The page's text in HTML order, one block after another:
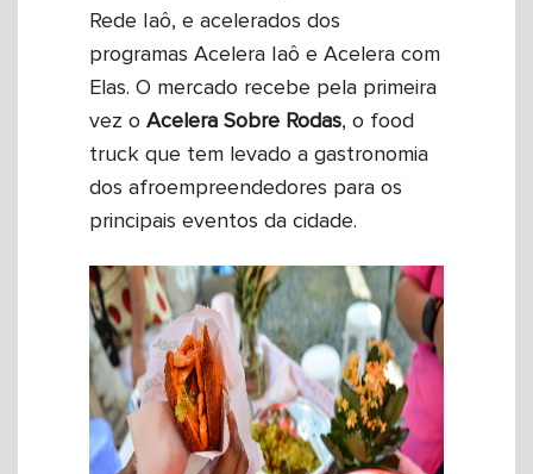
Rede Iaô, e acelerados dos
programas Acelera Iaô e Acelera com
Elas. O mercado recebe pela primeira
vez o Acelera Sobre Rodas, o food
truck que tem levado a gastronomia
dos afroempreendedores para os
principais eventos da cidade.